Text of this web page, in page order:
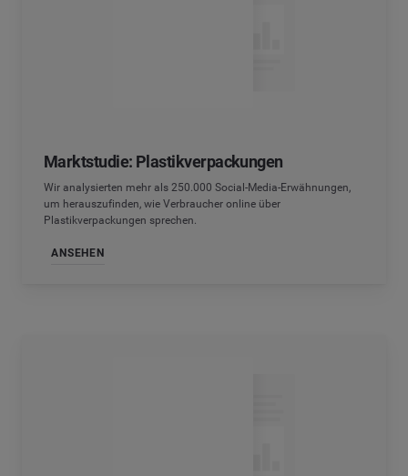
Marktstudie: Plastikverpackungen
Wir analysierten mehr als 250.000 Social-Media-Erwähnungen,
um herauszufinden, wie Verbraucher online über
Plastikverpackungen sprechen.
ANSEHEN